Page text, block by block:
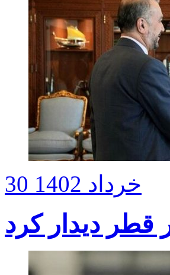
30 خرداد 1402
قطر دیدار کرد